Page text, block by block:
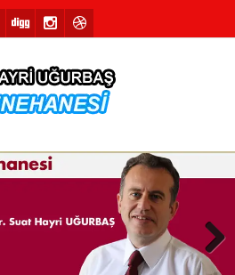
Next